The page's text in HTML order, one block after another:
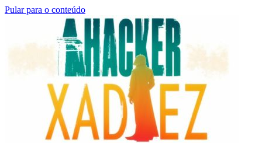
Pular para o conteúdo